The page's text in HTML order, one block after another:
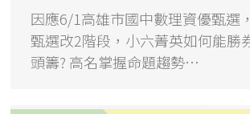
因應6/1高雄市國中數理資優甄選
甄選改2階段，小六菁英如何能勝
頭籌? 高名掌握命題趨勢…